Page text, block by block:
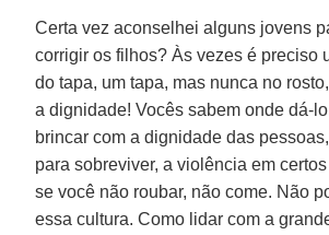
Certa vez aconselhei alguns jovens
corrigir os filhos? Às vezes é preciso
do tapa, um tapa, mas nunca no
a dignidade! Vocês sabem onde dá-
brincar com a dignidade das
para sobreviver, a violência em
se você não roubar, não come. Não
essa cultura. Como lidar com a